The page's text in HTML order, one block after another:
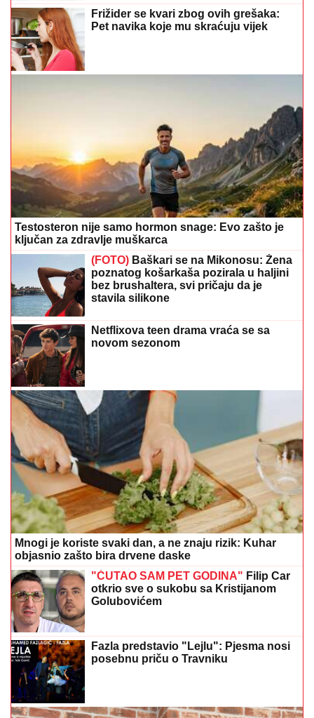
Frižider se kvari zbog ovih grešaka:
Pet navika koje mu skraćuju vijek
Testosteron nije samo hormon snage: Evo zašto je
ključan za zdravlje muškarca
(FOTO) Baškari se na Mikonosu: Žena
poznatog košarkaša pozirala u haljini
bez brushaltera, svi pričaju da je
stavila silikone
Netflixova teen drama vraća se sa
novom sezonom
Mnogi je koriste svaki dan, a ne znaju rizik: Kuhar
objasnio zašto bira drvene daske
"ĆUTAO SAM PET GODINA" Filip Car
otkrio sve o sukobu sa Kristijanom
Golubovićem
Fazla predstavio "Lejlu": Pjesma nosi
posebnu priču o Travniku